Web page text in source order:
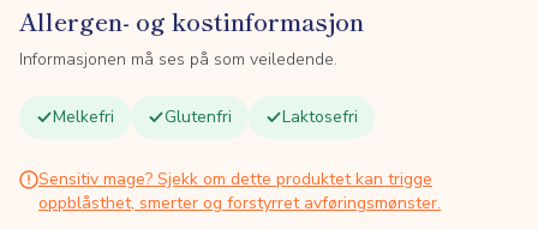
Allergen- og kostinformasjon
Informasjonen må ses på som veiledende.
Melkefri Glutenfri Laktosefri
Sensitiv mage? Sjekk om dette produktet kan trigge
oppblåsthet, smerter og forstyrret avføringsmønster.